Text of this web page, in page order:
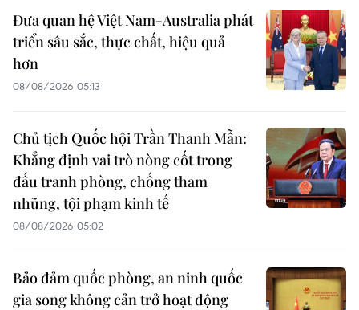
Đưa quan hệ Việt Nam-Australia phát
triển sâu sắc, thực chất, hiệu quả
hơn
08/08/2026 05:13
Chủ tịch Quốc hội Trần Thanh Mẫn:
Khẳng định vai trò nòng cốt trong
đấu tranh phòng, chống tham
nhũng, tội phạm kinh tế
08/08/2026 05:02
Bảo đảm quốc phòng, an ninh quốc
gia song không cản trở hoạt động